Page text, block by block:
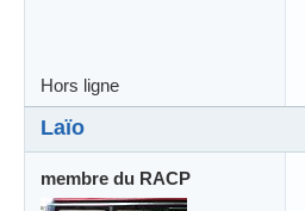
Hors ligne
Laïo
membre du RACP